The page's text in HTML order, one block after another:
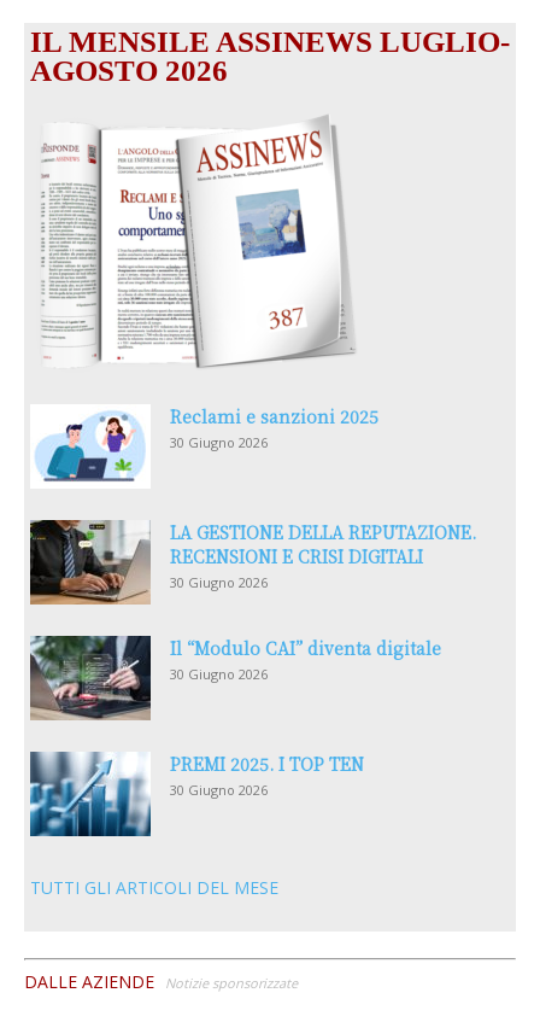
IL MENSILE ASSINEWS LUGLIO-
AGOSTO 2026
Reclami e sanzioni 2025
30 Giugno 2026
LA GESTIONE DELLA REPUTAZIONE.
RECENSIONI E CRISI DIGITALI
30 Giugno 2026
Il “Modulo CAI” diventa digitale
30 Giugno 2026
PREMI 2025. I TOP TEN
30 Giugno 2026
TUTTI GLI ARTICOLI DEL MESE
DALLE AZIENDE Notizie sponsorizzate